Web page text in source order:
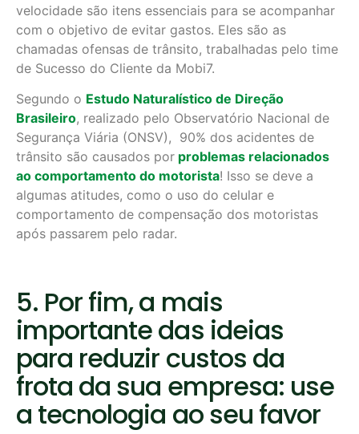
velocidade são itens essenciais para se acompanhar
com o objetivo de evitar gastos. Eles são as
chamadas ofensas de trânsito, trabalhadas pelo time
de Sucesso do Cliente da Mobi7.
Segundo o Estudo Naturalístico de Direção
Brasileiro, realizado pelo Observatório Nacional de
Segurança Viária (ONSV), 90% dos acidentes de
trânsito são causados por problemas relacionados
ao comportamento do motorista! Isso se deve a
algumas atitudes, como o uso do celular e
comportamento de compensação dos motoristas
após passarem pelo radar.
5. Por fim, a mais
importante das ideias
para reduzir custos da
frota da sua empresa: use
a tecnologia ao seu favor